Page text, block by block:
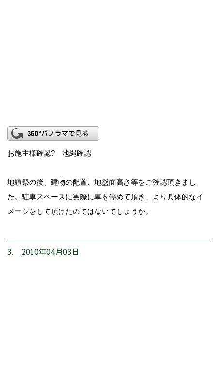
お施主様確認? 地縄確認
地鎮祭の後、建物の配置、地盤面高さ等をご確認頂きまし
た。駐車スペースに実際に車を停めて頂き、より具体的なイ
メージをして頂けたのではないでしょうか。
3. 2010年04月03日